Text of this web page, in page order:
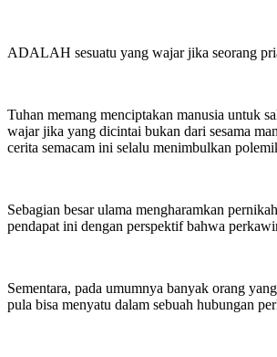
ADALAH sesuatu yang wajar jika seorang
Tuhan memang menciptakan manusia untuk
wajar jika yang dicintai bukan dari sesama
cerita semacam ini selalu menimbulkan
Sebagian besar ulama mengharamkan
pendapat ini dengan perspektif bahwa
Sementara, pada umumnya banyak orang
pula bisa menyatu dalam sebuah hubungan